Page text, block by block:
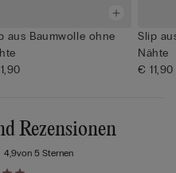
aus Baumwolle ohne
Slip
Nähte
€ 11,90
Rezensionen
4,9von 5 Sternen